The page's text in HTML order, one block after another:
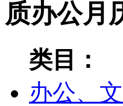
质办公月
类目：
办公、